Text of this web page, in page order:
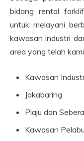
bidang rental
untuk melayani
kawasan industri
area yang telah
Kawasan
Jakabaring
Plaju dan
Kawasan